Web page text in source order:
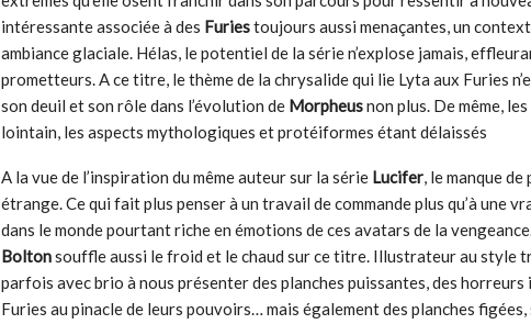
intéressante associée à des Furiestoujours aussi menaçantes, un
ambiance glaciale. Hélas, le potentiel de la série n’explose jamais,
prometteurs. A ce titre, le thème de la chrysalide qui lie Lyta aux Furies
son deuil et son rôle dans l’évolution de Morpheusnon plus. De même,
lointain, les aspects mythologiques et protéiformes étant délaissés
A la vue de l’inspiration du même auteur sur la série Lucifer, le manque
étrange. Ce qui fait plus penser à un travail de commande plus qu’à une
dans le monde pourtant riche en émotions de ces avatars de la
Boltonsouffle aussi le froid et le chaud sur ce titre. Illustrateur au style
parfois avec brio à nous présenter des planches puissantes, des horreurs
Furies au pinacle de leurs pouvoirs… mais également des planches figées,